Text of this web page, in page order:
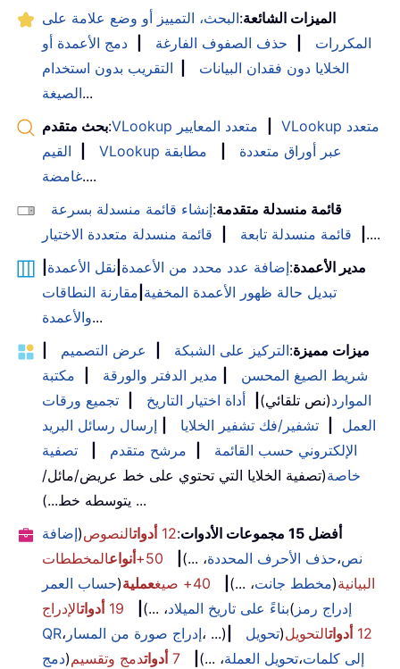
الميزات الشائعة:البحث، التمييز أو وضع علامة على
المكررات
حذف الصفوف الفارغة
دمج الأعمدة أو
الخلايا دون فقدان البيانات
التقريب بدون استخدام
الصيغة...
بحث متقدم: VLookup متعدد المعايير
VLookup متعدد
القيم
VLookup عبر أوراق متعددة
مطابقة
غامضة....
قائمة منسدلة متقدمة:إنشاء قائمة منسدلة بسرعة
قائمة منسدلة تابعة قائمة منسدلة متعددة الاختيار
....
مدير الأعمدة:إضافة عدد محدد من الأعمدة نقل الأعمدة
تبديل حالة ظهور الأعمدة المخفية مقارنة النطاقات
والأعمدة...
ميزات مميزة:التركيز على الشبكة عرض التصميم
شريط الصيغ المحسن
مدير الدفتر والورقة
مكتبة
الموارد(نص تلقائي) أداة اختيار التاريخ
تجميع ورقات
العمل
تشفير/فك تشفير الخلايا
إرسال رسائل البريد
الإلكتروني حسب القائمة
مرشح متقدم
تصفية
خاصة(تصفية الخلايا التي تحتوي على خط عريض/مائل/
يتوسطه خط...) ...
أفضل 15 مجموعات الأدوات
:
12 أدواتالنصوص(إضافة
نص،حذف الأحرف المحددة، ...) 50+ أنواعالمخططات
البيانية(مخطط جانت، ...) 40+ صيغ عملية(حساب العمر
بناءً على تاريخ الميلاد، ...) 19 أدواتالإدراج ( إدراج رمز
QR، إدراج صورة من المسار، ...) 12 أدواتالتحويل(تحويل
إلى كلمات،تحويل العملة، ...) 7 أدواتدمج وتقسيم(دمج